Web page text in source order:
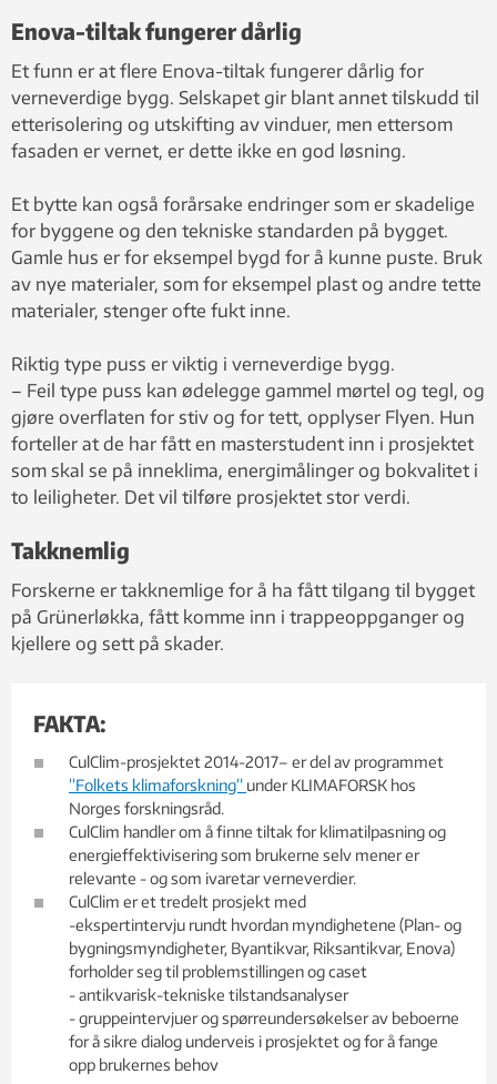
vannet til å sprute opp mot
muren. Foto: NIKU
Enova-tiltak fungerer dårlig
Et funn er at flere Enova-tiltak fungerer dårlig for
verneverdige bygg. Selskapet gir blant annet tilskudd til
etterisolering og utskifting av vinduer, men ettersom
fasaden er vernet, er dette ikke en god løsning.
Et bytte kan også forårsake endringer som er skadelige
for byggene og den tekniske standarden på bygget.
Gamle hus er for eksempel bygd for å kunne puste. Bruk
av nye materialer, som for eksempel plast og andre tette
materialer, stenger ofte fukt inne.
Riktig type puss er viktig i verneverdige bygg.
– Feil type puss kan ødelegge gammel mørtel og tegl, og
gjøre overflaten for stiv og for tett, opplyser Flyen. Hun
forteller at de har fått en masterstudent inn i prosjektet
som skal se på inneklima, energimålinger og bokvalitet i
to leiligheter. Det vil tilføre prosjektet stor verdi.
Takknemlig
Forskerne er takknemlige for å ha fått tilgang til bygget
på Grünerløkka, fått komme inn i trappeoppganger og
kjellere og sett på skader.
FAKTA:
CulClim-prosjektet 2014-2017– er del av programmet
”Folkets klimaforskning” under KLIMAFORSK hos
Norges forskningsråd.
CulClim handler om å finne tiltak for klimatilpasning og
energieffektivisering som brukerne selv mener er
relevante - og som ivaretar verneverdier.
CulClim er et tredelt prosjekt med
-ekspertintervju rundt hvordan myndighetene (Plan- og
bygningsmyndigheter, Byantikvar, Riksantikvar, Enova)
forholder seg til problemstillingen og caset
- antikvarisk-tekniske tilstandsanalyser
- gruppeintervjuer og spørreundersøkelser av beboerne
for å sikre dialog underveis i prosjektet og for å fange
opp brukernes behov